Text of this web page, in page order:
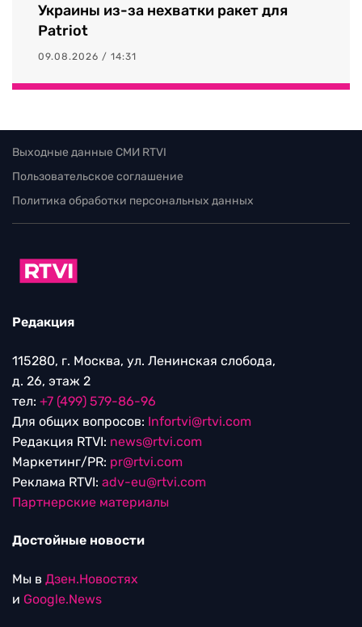
Украины из-за нехватки ракет для
Patriot
09.08.2026 / 14:31
Выходные данные СМИ RTVI
Пользовательское соглашение
Политика обработки персональных данных
Редакция
115280, г. Москва, ул. Ленинская слобода,
д. 26, этаж 2
тел: +7 (499) 579-86-96
Для общих вопросов: Infortvi@rtvi.com
Редакция RTVI: news@rtvi.com
Маркетинг/PR: pr@rtvi.com
Реклама RTVI: adv-eu@rtvi.com
Партнерские материалы
Достойные новости
Мы в Дзен.Новостях
и Google.News